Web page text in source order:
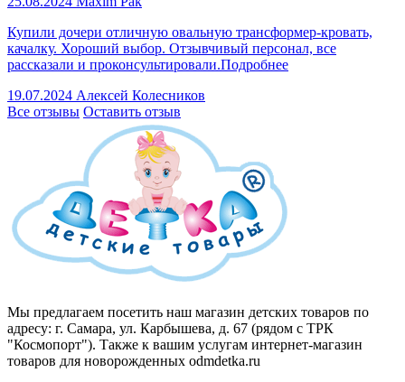
Купили дочери отличную овальную трансформер-кровать,
качалку. Хороший выбор. Отзывчивый персонал, все
рассказали и проконсультировали.Подробнее
19.07.2024 Алексей Колесников
Все отзывы Оставить отзыв
Мы предлагаем посетить наш магазин детских товаров по
адресу: г. Самара, ул. Карбышева, д. 67 (рядом с ТРК
"Космопорт"). Также к вашим услугам интернет-магазин
товаров для новорожденных odmdetka.ru